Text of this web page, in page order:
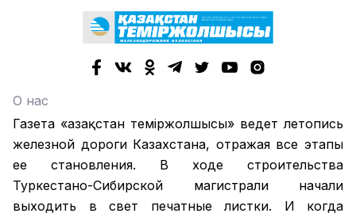
О нас
Газета «Қазақстан теміржолшысы» ведет летопись
железной дороги Казахстана, отражая все этапы
ее становления. В ходе строительства
Туркестано-Сибирской магистрали начали
выходить в свет печатные листки. И когда